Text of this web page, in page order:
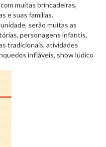
muitas brincadeiras,
e suas famílias.
serão muitas as
personagens infantis,
tradicionais, atividades
infláveis, show lúdico